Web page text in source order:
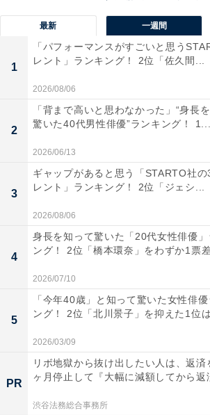
1位：志尊淳
View this post on
最新 一週間
1
「パフォーマンスがすごいと思う
レント」ランキング！ 2位「佐久間...
2026/08/06
2
「背まで高いと思わなかった」“身長
驚いた40代男性俳優”ランキング！ 1...
2026/06/13
3
ギャップがあると思う「STARTO社の
レント」ランキング！ 2位「ジェシ...
2026/08/06
4
身長を知って驚いた「20代女性俳優」
ング！ 2位「橋本環奈」をわずか1票差
2026/07/10
5
「今年40歳」と知って驚いた女性俳優
ング！ 2位「北川景子」を抑えた1位は
2026/03/09
PR
リボ地獄から抜け出したい人は、返済
ヶ月停止して『大幅に減額してから返
渋谷法務総合事務所